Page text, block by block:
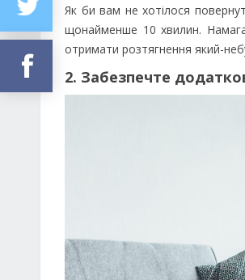
Як би вам не хотілося
щонайменше 10 хвилин.
отримати розтягнення який-
2. Забезпечте